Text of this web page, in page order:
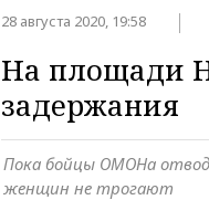
28 августа 2020, 19:58
На площади
задержания
Пока бойцы ОМОНа
женщин не трогают